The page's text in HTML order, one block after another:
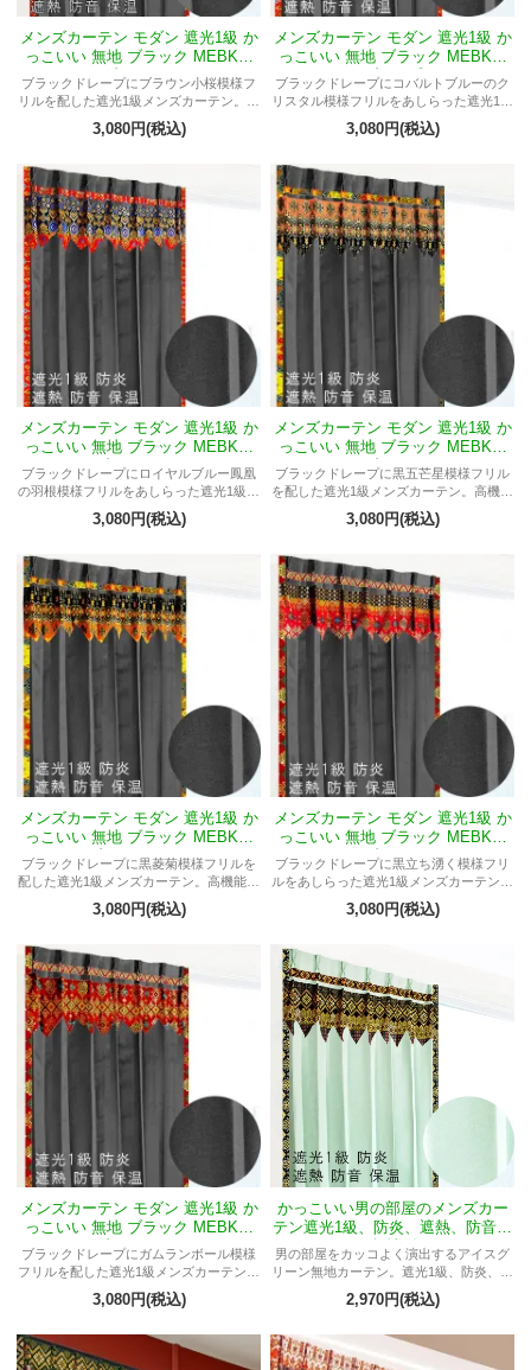
メンズカーテン モダン 遮光1級 か
っこいい 無地 ブラック MEBKマ
ーブルMドバイ
ブラックドレープにブラウン小桜模様フ
リルを配した遮光1級メンズカーテン。高
機能でかっこいい男部屋を演出。
3,080円(税込)
メンズカーテン モダン 遮光1級 か
っこいい 無地 ブラック MEBKマ
ーブルMプジ
ブラックドレープにコバルトブルーのク
リスタル模様フリルをあしらった遮光1級
メンズカーテン。高機能でかっこいい男
部屋に最適。
3,080円(税込)
メンズカーテン モダン 遮光1級 か
っこいい 無地 ブラック MEBKマ
ーブルMヤンティ
ブラックドレープにロイヤルブルー鳳凰
の羽根模様フリルをあしらった遮光1級メ
ンズカーテン。高機能でかっこいい男部
屋に最適。
3,080円(税込)
メンズカーテン モダン 遮光1級 か
っこいい 無地 ブラック MEBKマ
ーブルMリナ
ブラックドレープに黒五芒星模様フリル
を配した遮光1級メンズカーテン。高機能
でかっこいい男部屋に最適。
3,080円(税込)
メンズカーテン モダン 遮光1級 か
っこいい 無地 ブラック MEBKマ
ーブルMレスタリー
ブラックドレープに黒菱菊模様フリルを
配した遮光1級メンズカーテン。高機能で
かっこいい男部屋に最適。
3,080円(税込)
メンズカーテン モダン 遮光1級 か
っこいい 無地 ブラック MEBKマ
ーブルMメラ
ブラックドレープに黒立ち湧く模様フリ
ルをあしらった遮光1級メンズカーテン。
高機能でかっこいい大人の男部屋に最
適。
3,080円(税込)
メンズカーテン モダン 遮光1級 か
っこいい 無地 ブラック MEBKマ
ーブルMガムラン
ブラックドレープにガムランボール模様
フリルを配した遮光1級メンズカーテン。
高機能でかっこいい大人の男部屋に最
適。
3,080円(税込)
かっこいい男の部屋のメンズカー
テン遮光1級、防炎、遮熱、防音ア
イスグリーン無地《エクシードM
ジュエル》
男の部屋をカッコよく演出するアイスグ
リーン無地カーテン。遮光1級、防炎、遮
熱、防音機能。鮮やかな明るさで部屋を
アジアンテイストに彩り、安心して使用
2,970円(税込)